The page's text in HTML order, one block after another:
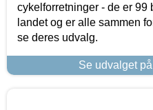
cykelforretninger - de er 99
landet og er alle sammen
se deres udvalg.
Se udvalget